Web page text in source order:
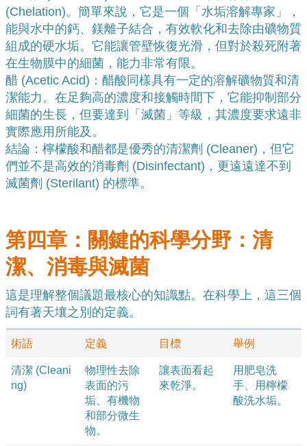
(Chelation)。簡單來說，它是一個「水垢溶解專家」，
能與水中的鈣、鎂離子結合，有效軟化和去除由礦物質
組成的硬水垢。它能讓管壁恢復光滑，但對於殺死附著
在生物膜中的細菌，能力非常有限。
醋 (Acetic Acid)：醋酸同樣具有一定的溶解礦物質和清
潔能力。在足夠高的濃度和接觸時間下，它能抑制部分
細菌的生長，但要達到「滅菌」等級，其濃度要求遠非
實際應用所能及。
結論：檸檬酸和醋都是優秀的清潔劑 (Cleaner)，但它
們並不是高效的消毒劑 (Disinfectant)，更遠遠達不到
滅菌劑 (Sterilant) 的標準。
第四章：關鍵的科學分野：清
潔、消毒與滅菌
這是理解整個議題最核心的知識點。在科學上，這三個
詞有著天壤之別的定義。
術語 定義 目標 舉例
清潔 (Cleani
ng)
物理性去除
表面的污
垢、有機物
和部分微生
物。
讓表面看起
來乾淨。
用肥皂洗
手、用檸檬
酸洗水垢。